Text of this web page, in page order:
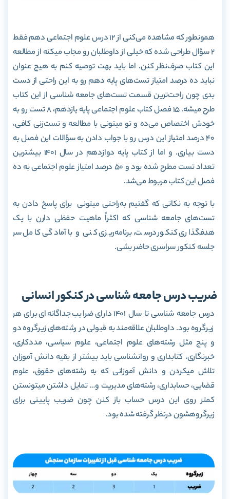
همونطور که مشاهده می‌کنی از 12 درس علوم اجتماعی دهم فقط
2 سؤال طراحی شده که خیلی از داوطلبان رو مجاب میکنه از مطالعه
این کتاب صرف‌نظر کنن. اما باید بهت توصیه کنم به هیچ عنوان
نباید ده درصد امتیاز تست‌های پایه دهم رو به این راحتی از دست
بدی چون راحت‌ترین قسمت تست‌های جامعه شناسی از این کتاب
طرح میشه. 15 فصل کتاب علوم اجتماعی پایه یازدهم، 8 تست رو به
خودش اختصاص می‌ده و تو میتونی با مطالعه و تست‌زنی کافی،
40 درصد امتیاز این درس رو با جواب دادن به سؤالات این فصل به
دست بیاری. و اما از کتاب پایه دوازدهم در سال 1401 بیشترین
تعداد تست مطرح شده بود و 50 درصد امتیاز علوم اجتماعی به ده
فصل این کتاب مربوط می‌شد.
با توجه به نکاتی که گفتیم به‌راحتی میتونی برای پاسخ دادن به
تست‌های جامعه شناسی که اکثراً ماهیت حفظی دارن با یک
هدفگذاری کنکور درست، برنامه‌ریزی کنی و با آمادگی کامل سر
جلسه کنکور سراسری حاضر بشی.
ضریب درس جامعه شناسی در کنکور انسانی
درس جامعه شناسی تا سال 1401 دارای ضرایب جداگانه‌ای برای هر
زیرگروه بود. داوطلبان علاقه‌مند به قبولی در رشته‌های زیرگروه دو
و پنج مثل رشته‌های علوم اجتماعی، علوم سیاسی، مددکاری،
خبرنگاری، کتابداری و روانشناسی باید بیشتر از بقیه دانش آموزان
تلاش میکردن و دانش آموزانی که به رشته‌های حقوق، علوم
قضایی، حسابداری، رشته‌های مدیریت و… تمایل داشتن میتونستن
کمتر روی این درس حساب باز کنن چون ضریب پایینی برای
زیرگروهشون در‌نظر گرفته شده بود.